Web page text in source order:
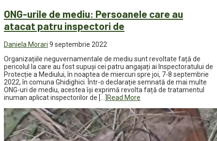
ONG-urile de mediu: Persoanele care au
atacat patru inspectori de
Daniela Morari 9 septembrie 2022
Organizațiile neguvernamentale de mediu sunt revoltate față de
pericolul la care au fost supuși cei patru angajați ai Inspectoratului de
Protecție a Mediului, în noaptea de miercuri spre joi, 7-8 septembrie
2022, în comuna Ghidighici. Într-o declarație semnată de mai multe
ONG-uri de mediu, acestea își exprimă revolta față de tratamentul
inuman aplicat inspectorilor de […]
Read More